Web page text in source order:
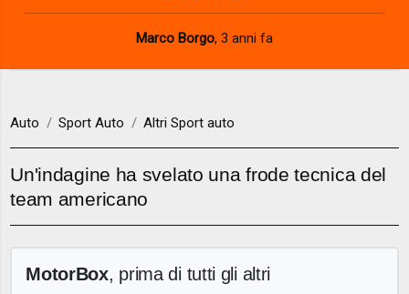
Marco Borgo, 3 anni fa
Auto Sport Auto Altri Sport auto
Un'indagine ha svelato una frode tecnica del
team americano
MotorBox, prima di tutti gli altri